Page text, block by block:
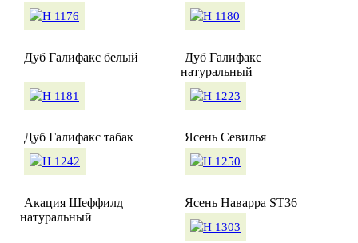
Дуб Галифакс белый
Дуб Галифакс
натуральный
Дуб Галифакс табак Ясень Севилья
Акация Шеффилд
натуральный
Ясень Наварра ST36